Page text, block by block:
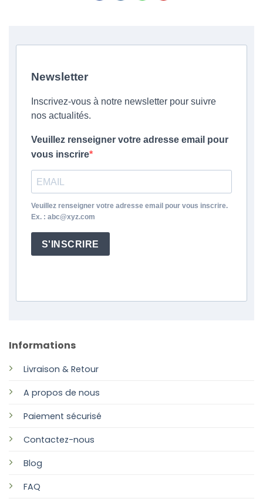
Informations
Livraison & Retour
A propos de nous
Paiement sécurisé
Contactez-nous
Blog
FAQ
Newsletter
Inscrivez-vous à notre newsletter pour suivre
nos actualités.
Veuillez renseigner votre adresse email pour
vous inscrire
Veuillez renseigner votre adresse email pour vous inscrire.
Ex. : abc@xyz.com
S'INSCRIRE